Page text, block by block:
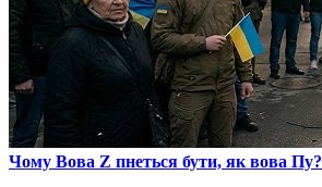
​Чому Вова Z пнеться бути, як вова Пу?